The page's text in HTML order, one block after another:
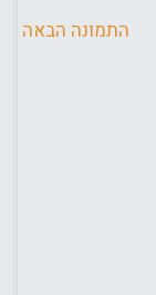
התמונה הבאה